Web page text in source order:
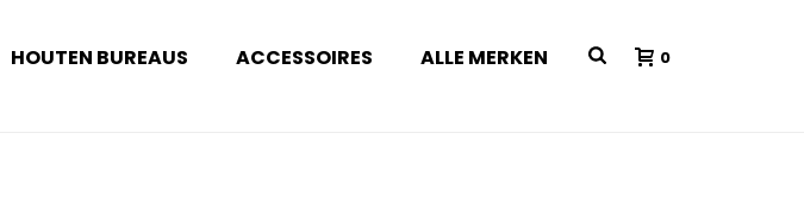
HOUTEN BUREAUS ACCESSOIRES ALLE MERKEN 0